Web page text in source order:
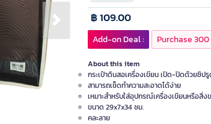
Next slide ฿ 109.00
Add-on Deal : Purchase
About this item
กระเป๋าดินสอเครื่องเขียน เปิด-ปิดด้วยซิป
สามารถเช็ดทำความสะอาดได้ง่าย
เหมาะสำหรับใส่อุปกรณ์เครื่องเขียนหรือสิ่ง
ขนาด 29x7x34 ซม.
คละลาย